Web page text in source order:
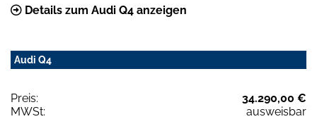
Details zum Audi Q4 anzeigen
Audi Q4
Preis:
34.290,00 €
MWSt:
ausweisbar